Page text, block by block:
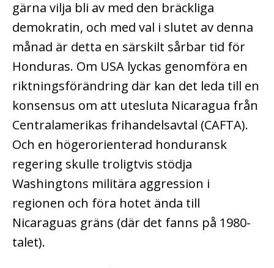
gärna vilja bli av med den bräckliga
demokratin, och med val i slutet av denna
månad är detta en särskilt sårbar tid för
Honduras. Om USA lyckas genomföra en
riktningsförändring där kan det leda till en
konsensus om att utesluta Nicaragua från
Centralamerikas frihandelsavtal (CAFTA).
Och en högerorienterad honduransk
regering skulle troligtvis stödja
Washingtons militära aggression i
regionen och föra hotet ända till
Nicaraguas gräns (där det fanns på 1980-
talet).